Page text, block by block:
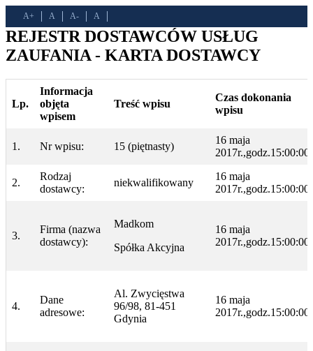
A+ A A- A
REJESTR DOSTAWCÓW USŁUG
ZAUFANIA - KARTA DOSTAWCY
Lp.
Informacja
objęta
wpisem
Treść wpisu
Czas dokonania
wpisu
1. Nr wpisu: 15 (piętnasty)
16 maja
2017r.,godz.15:00:00
2.
Rodzaj
dostawcy:
niekwalifikowany
16 maja
2017r.,godz.15:00:00
3.
Firma (nazwa
dostawcy):
Madkom
Spółka Akcyjna
16 maja
2017r.,godz.15:00:00
4.
Dane
adresowe:
Al. Zwycięstwa
96/98, 81-451
Gdynia
16 maja
2017r.,godz.15:00:00